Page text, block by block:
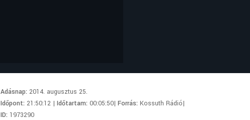
Adásnap:2014. augusztus 25.
Időpont:21:50:12 |Időtartam:00:05:50|Forrás:Kossuth Rádió|
ID: 1973290